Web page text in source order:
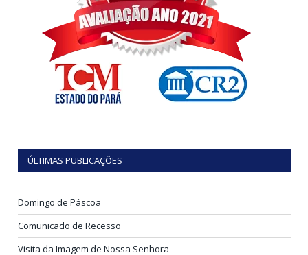
ÚLTIMAS PUBLICAÇÕES
Domingo de Páscoa
Comunicado de Recesso
Visita da Imagem de Nossa Senhora